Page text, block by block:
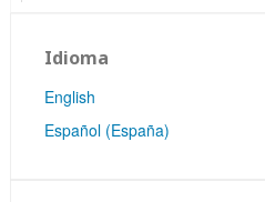
Idioma
English
Español (España)